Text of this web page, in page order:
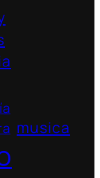
musica